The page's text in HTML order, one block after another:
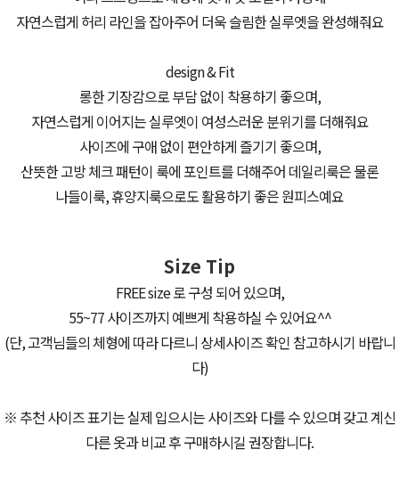
자연스럽게 허리 라인을 잡아주어 더욱 슬림한 실루엣을 완성해줘요
design & Fit
롱한 기장감으로 부담 없이 착용하기 좋으며,
자연스럽게 이어지는 실루엣이 여성스러운 분위기를 더해줘요
사이즈에 구애 없이 편안하게 즐기기 좋으며,
산뜻한 고방 체크 패턴이 룩에 포인트를 더해주어 데일리룩은 물론
나들이룩, 휴양지룩으로도 활용하기 좋은 원피스예요
Size Tip
FREE size 로 구성 되어 있으며,
55~77 사이즈까지 예쁘게 착용하실 수 있어요^^
(단, 고객님들의 체형에 따라 다르니 상세사이즈 확인 참고하시기 바랍니
다)
※ 추천 사이즈 표기는 실제 입으시는 사이즈와 다를 수 있으며 갖고 계신
다른 옷과 비교 후 구매하시길 권장합니다.